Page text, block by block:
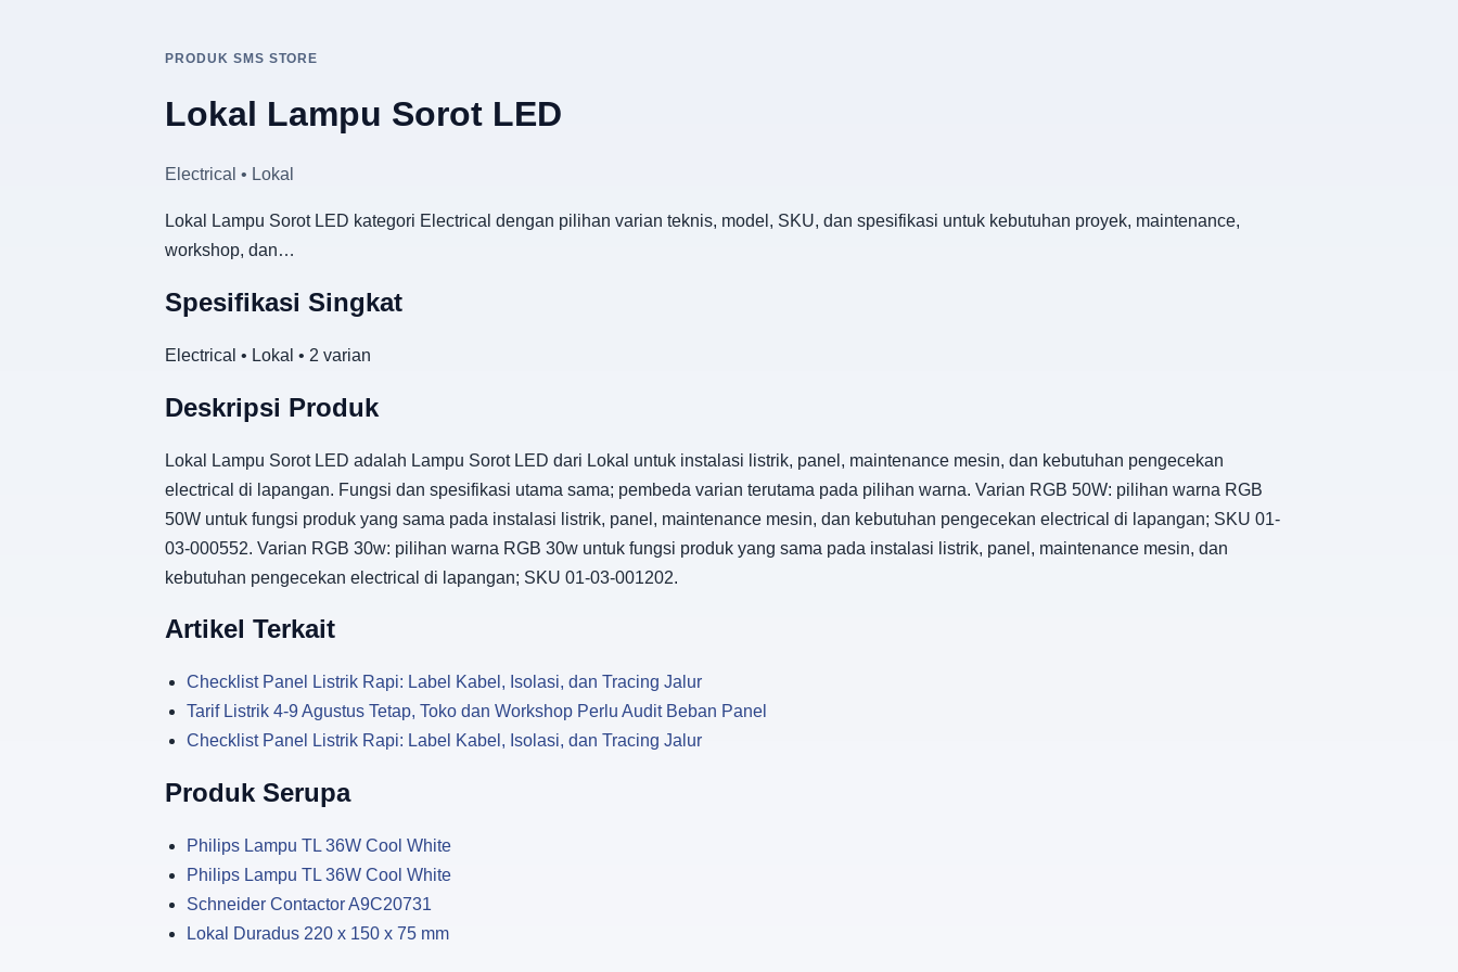
PRODUK SMS STORE
Lokal Lampu Sorot LED
Electrical • Lokal
Lokal Lampu Sorot LED kategori Electrical dengan pilihan varian teknis, model, SKU, dan spesifikasi untuk kebutuhan proyek, maintenance,
workshop, dan…
Spesifikasi Singkat
Electrical • Lokal • 2 varian
Deskripsi Produk
Lokal Lampu Sorot LED adalah Lampu Sorot LED dari Lokal untuk instalasi listrik, panel, maintenance mesin, dan kebutuhan pengecekan
electrical di lapangan. Fungsi dan spesifikasi utama sama; pembeda varian terutama pada pilihan warna. Varian RGB 50W: pilihan warna RGB
50W untuk fungsi produk yang sama pada instalasi listrik, panel, maintenance mesin, dan kebutuhan pengecekan electrical di lapangan; SKU 01-
03-000552. Varian RGB 30w: pilihan warna RGB 30w untuk fungsi produk yang sama pada instalasi listrik, panel, maintenance mesin, dan
kebutuhan pengecekan electrical di lapangan; SKU 01-03-001202.
Artikel Terkait
Checklist Panel Listrik Rapi: Label Kabel, Isolasi, dan Tracing Jalur
Tarif Listrik 4-9 Agustus Tetap, Toko dan Workshop Perlu Audit Beban Panel
Checklist Panel Listrik Rapi: Label Kabel, Isolasi, dan Tracing Jalur
Produk Serupa
Philips Lampu TL 36W Cool White
Philips Lampu TL 36W Cool White
Schneider Contactor A9C20731
Lokal Duradus 220 x 150 x 75 mm